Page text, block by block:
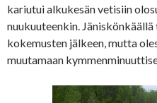
kariutui alkukesän vetisiin
nuukuuteenkin.
kokemusten jälkeen, mutta
muutamaan